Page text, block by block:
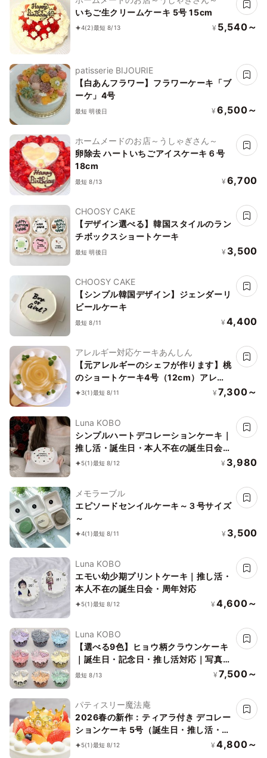
いちご生クリームケーキ 5号 15cm
4(2)最短 8/13 ¥ 5,540～
patisserie BIJOURIE
【白あんフラワー】フラワーケーキ「ブ
ーケ」4号
最短 明後日 ¥ 6,500～
ホームメードのお店～うしゃぎさん～
卵除去 ハートいちごアイスケーキ６号
18cm
最短 8/13 ¥ 6,700
CHOOSY CAKE
【デザイン選べる】韓国スタイルのラン
チボックスショートケーキ
最短 明後日 ¥ 3,500
CHOOSY CAKE
【シンプル韓国デザイン】ジェンダーリ
ビールケーキ
最短 8/11 ¥ 4,400
アレルギー対応ケーキあんしん
【元アレルギーのシェフが作ります】桃
のショートケーキ4号（12cm）アレル
ギー対応ケーキ／ヴィーガン対応
3(1)最短 8/11 ¥ 7,300～
Luna KOBO
シンプルハートデコレーションケーキ｜
推し活・誕生日・本人不在の誕生日会対
応5(1)最短 8/12 ¥ 3,980
メモラーブル
エピソードセンイルケーキ～３号サイズ
～
4(1)最短 8/11 ¥ 3,500
Luna KOBO
エモい幼少期プリントケーキ｜推し活・
本人不在の誕生日会・周年対応
5(1)最短 8/12 ¥ 4,600～
Luna KOBO
【選べる9色】ヒョウ柄クラウンケーキ
｜誕生日・記念日・推し活対応｜写真映
え抜群
最短 8/13 ¥ 7,500～
パティスリー魔法庵
2026春の新作：ティアラ付き デコレー
ションケーキ 5号（誕生日・推し活・バ
ースデー・映え）
5(1)最短 8/12 ¥ 4,800～